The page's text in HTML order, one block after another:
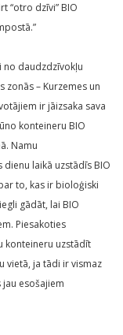
“otro dzīvi” BIO
no daudzdzīvokļu
zonās ­– Kurzemes un
ir jāizsaka sava
konteineru BIO
Namu
dienu laikā uzstādīs BIO
to, kas ir bioloģiski
gādāt, lai BIO
Piesakoties
konteineru uzstādīt
vietā, ja tādi ir vismaz
esošajiem